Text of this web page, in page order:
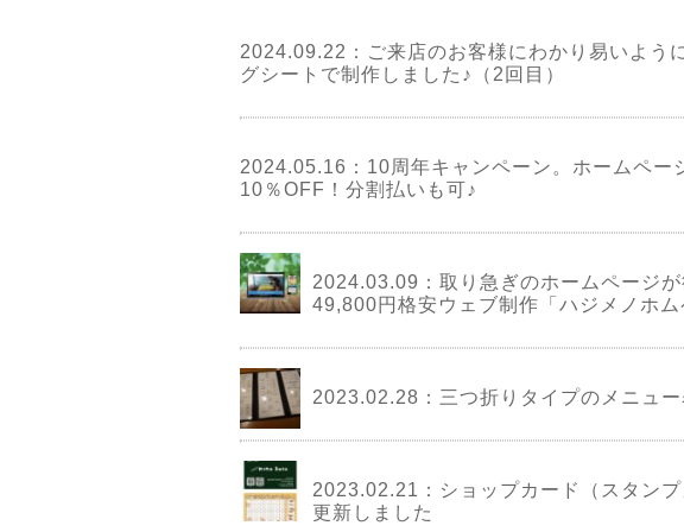
2024.09.22： ご来店のお客様にわかり易いよう
グシートで制作しました♪（2回目）
2024.05.16： 10周年キャンペーン。ホームペー
10％OFF！分割払いも可♪
2024.03.09： 取り急ぎのホームページ
49,800円格安ウェブ制作「ハジメノホム
2023.02.28： 三つ折りタイプのメニュ
2023.02.21： ショップカード（スタン
更新しました